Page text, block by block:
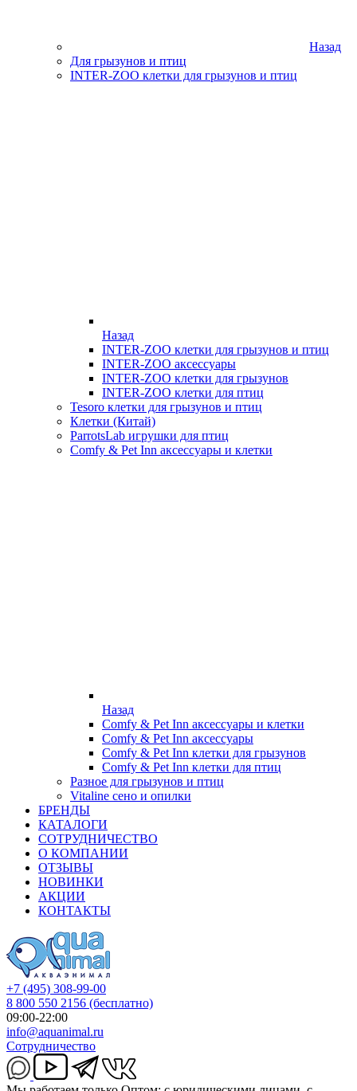
Назад
Для грызунов и птиц
INTER-ZOO клетки для грызунов и птиц
Назад
INTER-ZOO клетки для грызунов и птиц
INTER-ZOO аксессуары
INTER-ZOO клетки для грызунов
INTER-ZOO клетки для птиц
Tesoro клетки для грызунов и птиц
Клетки (Китай)
ParrotsLab игрушки для птиц
Comfy & Pet Inn аксессуары и клетки
Назад
Comfy & Pet Inn аксессуары и клетки
Comfy & Pet Inn аксессуары
Comfy & Pet Inn клетки для грызунов
Comfy & Pet Inn клетки для птиц
Разное для грызунов и птиц
Vitaline сено и опилки
БРЕНДЫ
КАТАЛОГИ
СОТРУДНИЧЕСТВО
О КОМПАНИИ
ОТЗЫВЫ
НОВИНКИ
АКЦИИ
КОНТАКТЫ
+7 (495) 308-99-00
8 800 550 2156 (бесплатно)
09:00-22:00
info@aquanimal.ru
Сотрудничество